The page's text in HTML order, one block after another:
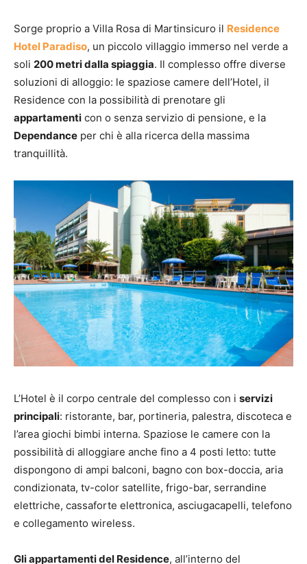
Sorge proprio a Villa Rosa di Martinsicuro il Residence
Hotel Paradiso, un piccolo villaggio immerso nel verde a
soli 200 metri dalla spiaggia. Il complesso offre diverse
soluzioni di alloggio: le spaziose camere dell’Hotel, il
Residence con la possibilità di prenotare gli
appartamenti con o senza servizio di pensione, e la
Dependance per chi è alla ricerca della massima
tranquillità.
L’Hotel è il corpo centrale del complesso con i servizi
principali: ristorante, bar, portineria, palestra, discoteca e
l’area giochi bimbi interna. Spaziose le camere con la
possibilità di alloggiare anche fino a 4 posti letto: tutte
dispongono di ampi balconi, bagno con box-doccia, aria
condizionata, tv-color satellite, frigo-bar, serrandine
elettriche, cassaforte elettronica, asciugacapelli, telefono
e collegamento wireless.
Gli appartamenti del Residence, all’interno del